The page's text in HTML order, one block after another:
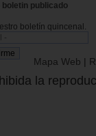
boletin publicado
boletín quincenal.
Mapa Web |
la